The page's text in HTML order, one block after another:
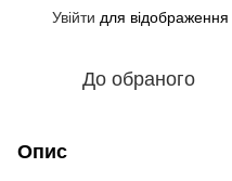
Увійти для відображення
До обраного
Опис